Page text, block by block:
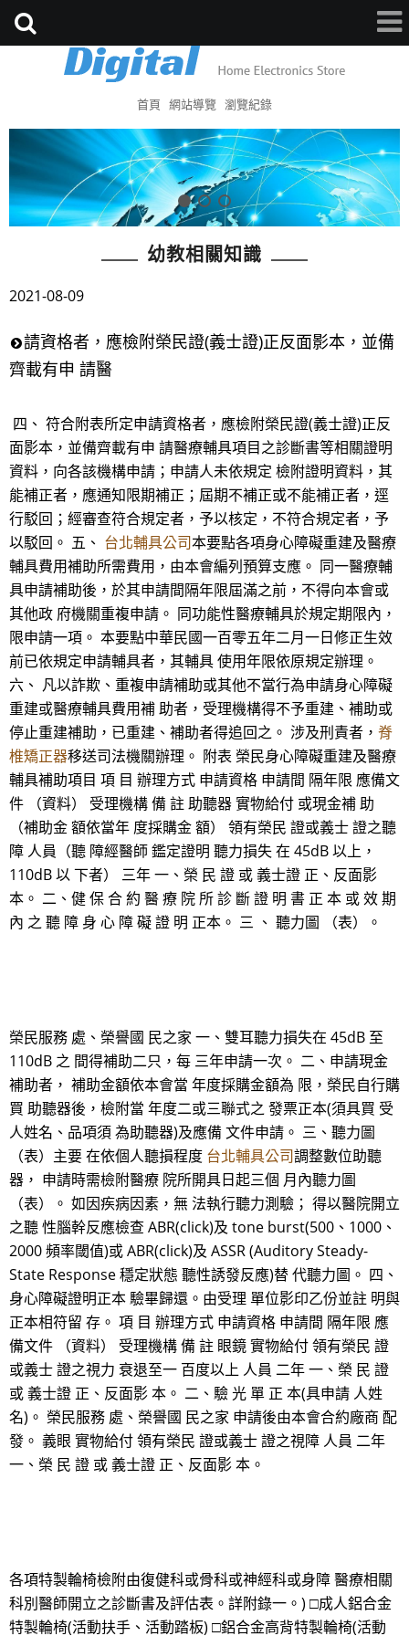
首頁 網站導覽 瀏覽紀錄
幼教相關知識
2021-08-09
請資格者，應檢附榮民證(義士證)正反面影本，並備
齊載有申 請醫
四、 符合附表所定申請資格者，應檢附榮民證(義士證)正反
面影本，並備齊載有申 請醫療輔具項目之診斷書等相關證明
資料，向各該機構申請；申請人未依規定 檢附證明資料，其
能補正者，應通知限期補正；屆期不補正或不能補正者，逕
行駁回；經審查符合規定者，予以核定，不符合規定者，予
以駁回。 五、 台北輔具公司本要點各項身心障礙重建及醫療
輔具費用補助所需費用，由本會編列預算支應。 同一醫療輔
具申請補助後，於其申請間隔年限屆滿之前，不得向本會或
其他政 府機關重複申請。 同功能性醫療輔具於規定期限內，
限申請一項。 本要點中華民國一百零五年二月一日修正生效
前已依規定申請輔具者，其輔具 使用年限依原規定辦理。
六、 凡以詐欺、重複申請補助或其他不當行為申請身心障礙
重建或醫療輔具費用補 助者，受理機構得不予重建、補助或
停止重建補助，已重建、補助者得追回之。 涉及刑責者， 脊
椎矯正器移送司法機關辦理。 附表 榮民身心障礙重建及醫療
輔具補助項目 項 目 辦理方式 申請資格 申請間 隔年限 應備文
件 （資料） 受理機構 備 註 助聽器 實物給付 或現金補 助
（補助金 額依當年 度採購金 額） 領有榮民 證或義士 證之聽
障 人員（聽 障經醫師 鑑定證明 聽力損失 在 45dB 以上，
110dB 以 下者） 三年 一、榮 民 證 或 義士證 正、反面影
本。 二、健 保 合 約 醫 療 院 所 診 斷 證 明 書 正 本 或 效 期
內 之 聽 障 身 心 障 礙 證 明 正本。 三 、 聽力圖 （表）。
榮民服務 處、榮譽國 民之家 一、雙耳聽力損失在 45dB 至
110dB 之 間得補助二只，每 三年申請一次。 二、申請現金
補助者， 補助金額依本會當 年度採購金額為 限，榮民自行購
買 助聽器後，檢附當 年度二或三聯式之 發票正本(須具買 受
人姓名、品項須 為助聽器)及應備 文件申請。 三、聽力圖
（表）主要 在依個人聽損程度 台北輔具公司調整數位助聽
器， 申請時需檢附醫療 院所開具日起三個 月內聽力圖
（表）。 如因疾病因素，無 法執行聽力測驗； 得以醫院開立
之聽 性腦幹反應檢查 ABR(click)及 tone burst(500、1000、
2000 頻率閾值)或 ABR(click)及 ASSR (Auditory Steady-
State Response 穩定狀態 聽性誘發反應)替 代聽力圖。 四、
身心障礙證明正本 驗畢歸還。由受理 單位影印乙份並註 明與
正本相符留 存。 項 目 辦理方式 申請資格 申請間 隔年限 應
備文件 （資料） 受理機構 備 註 眼鏡 實物給付 領有榮民 證
或義士 證之視力 衰退至一 百度以上 人員 二年 一、榮 民 證
或 義士證 正、反面影 本。 二、驗 光 單 正 本(具申請 人姓
名)。 榮民服務 處、榮譽國 民之家 申請後由本會合約廠商 配
發。 義眼 實物給付 領有榮民 證或義士 證之視障 人員 二年
一、榮 民 證 或 義士證 正、反面影 本。
各項特製輪椅檢附由復健科或骨科或神經科或身障 醫療相關
科別醫師開立之診斷書及評估表。詳附錄一。) □成人鋁合金
特製輪椅(活動扶手、活動踏板) □鋁合金高背特製輪椅(活動